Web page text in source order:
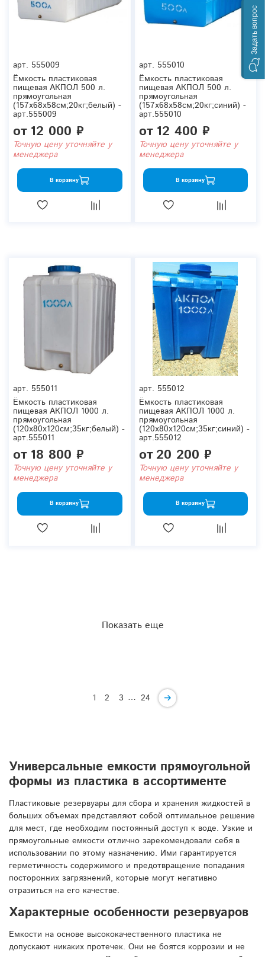
арт. 555009
Ёмкость пластиковая
пищевая АКПОЛ 500 л.
прямоугольная
(157x68x58см;20кг;белый) -
арт.555009
от 12 000 ₽
Точную цену уточняйте у
менеджера
В корзину
арт. 555010
Ёмкость пластиковая
пищевая АКПОЛ 500 л.
прямоугольная
(157x68x58см;20кг;синий) -
арт.555010
от 12 400 ₽
Точную цену уточняйте у
менеджера
В корзину
арт. 555011
Ёмкость пластиковая
пищевая АКПОЛ 1000 л.
прямоугольная
(120x80x120см;35кг;белый) -
арт.555011
от 18 800 ₽
Точную цену уточняйте у
менеджера
В корзину
арт. 555012
Ёмкость пластиковая
пищевая АКПОЛ 1000 л.
прямоугольная
(120x80x120см;35кг;синий) -
арт.555012
от20 200 ₽
Точную цену уточняйте у
менеджера
В корзину
Показать еще
1 2 3 … 24
Универсальные емкости прямоугольной
формы из пластика в ассортименте
Пластиковые резервуары для сбора и хранения жидкостей в
больших объемах представляют собой оптимальное решение
для мест, где необходим постоянный доступ к воде. Узкие и
прямоугольные емкости отлично зарекомендовали себя в
использовании по этому назначению. Ими гарантируется
герметичность содержимого и предотвращение попадания
посторонних загрязнений, которые могут негативно
отразиться на его качестве.
Характерные особенности резервуаров
Емкости на основе высококачественного пластика не
допускают никаких протечек. Они не боятся коррозии и не
Задать вопрос